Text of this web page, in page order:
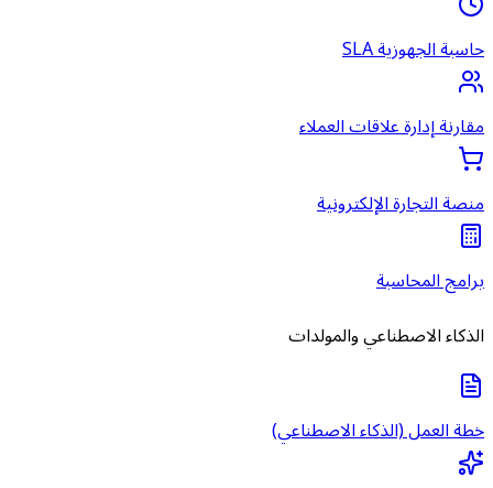
حاسبة الجهوزية SLA
مقارنة إدارة علاقات العملاء
منصة التجارة الإلكترونية
برامج المحاسبة
الذكاء الاصطناعي والمولدات
خطة العمل (الذكاء الاصطناعي)